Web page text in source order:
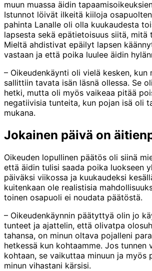
muun muassa äidin
Istunnot löivät ilkeitä kiiloja
pahinta Lanalle oli olla kuukaudesta
lapsesta sekä epätietoisuus siitä, mitä
Mieltä ahdistivat epäilyt lapsen
vastaan ja että poika luulee äidin
– Oikeudenkäynti oli vielä kesken, kun
sallittiin tavata isän läsnä ollessa. Se
hetki, mutta oli myös vaikeaa pitää
negatiivisia tunteita, kun pojan isä oli
mukana.
Jokainen päivä on
Oikeuden lopullinen päätös oli siinä
että äidin tulisi saada poika luokseen
päiväksi viikossa ja kuukaudeksi
kuitenkaan ole realistisia
toinen osapuoli ei noudata päätöstä.
– Oikeudenkäynnin päätyttyä olin jo
tunteet ja ajattelin, että olivatpa
tahansa, on minun oltava pojalleni
hetkessä kun kohtaamme. Jos tunnen
kohtaan, se vaikuttaa minuun ja myös
minun vihastani kärsisi.